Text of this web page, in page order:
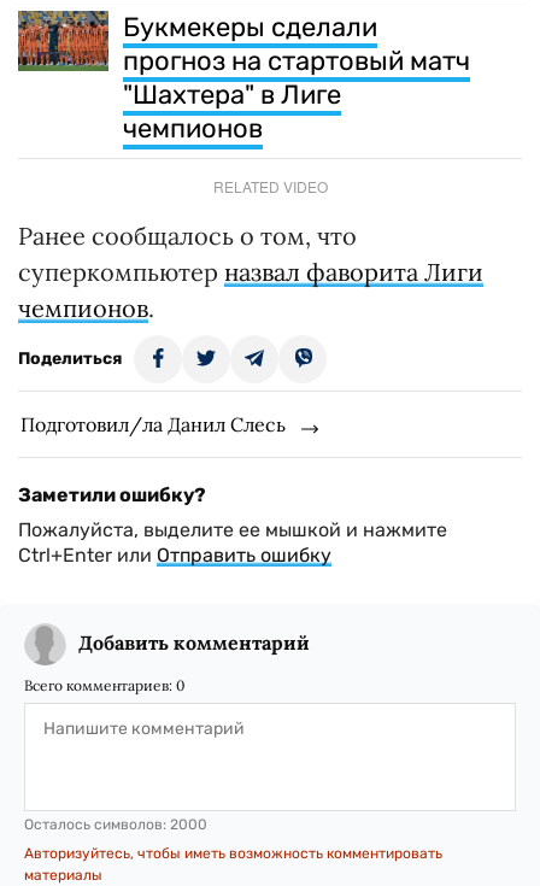
Букмекеры сделали
прогноз на стартовый матч
"Шахтера" в Лиге
чемпионов
RELATED VIDEO
Ранее сообщалось о том, что
суперкомпьютер назвал фаворита Лиги
чемпионов.
Поделиться
Подготовил/ла Данил Слесь
Заметили ошибку?
Пожалуйста, выделите ее мышкой и нажмите
Ctrl+Enter или Отправить ошибку
Добавить комментарий
Всего комментариев: 0
Осталось символов: 2000
Авторизуйтесь, чтобы иметь возможность комментировать
материалы